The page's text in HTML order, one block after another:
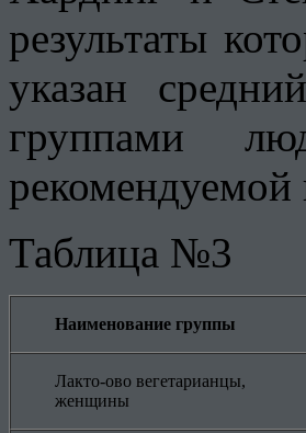
результаты
указан
группами
Таблица №3
Наименование группы
Лакто-ово вегетарианцы,
женщины